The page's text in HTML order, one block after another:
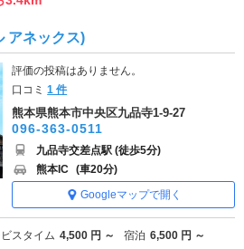
アネックス)
評価の投稿はありません。
口コミ1 件
熊本県熊本市中央区九品寺1-9-27
096-363-0511
九品寺交差点駅 (徒歩5分)
熊本IC (車20分)
Googleマップで開く
スタイム 4,500 円 ～ 宿泊 6,500 円 ～